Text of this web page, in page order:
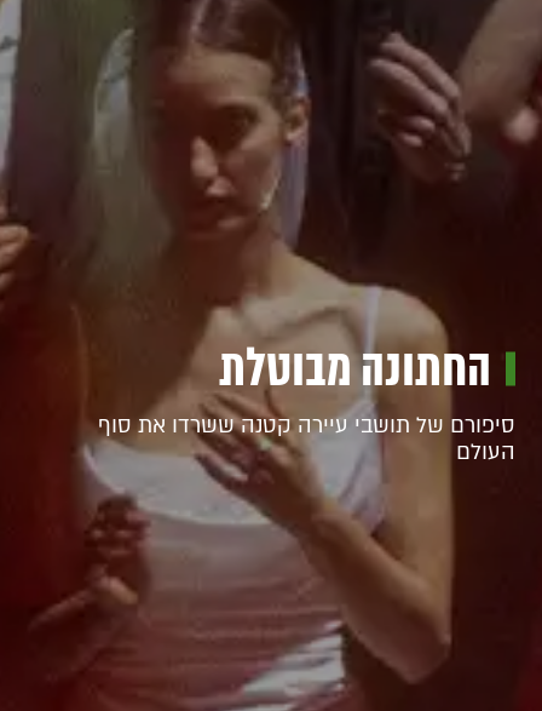
החתונה מבוטלת
סיפורם של תושבי עיירה קטנה ששרדו את סוף
העולם